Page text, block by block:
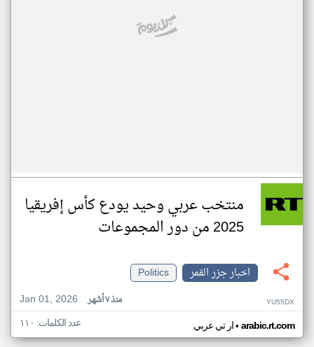
منتخب عربي وحيد يودع كأس إفريقيا
2025 من دور المجموعات
اخبار جزر القمر
Politics
Jan 01, 2026
منذ ٧ أشهر YU55DX
ار تي عربي• arabic.rt.com عدد الكلمات: ١١٠